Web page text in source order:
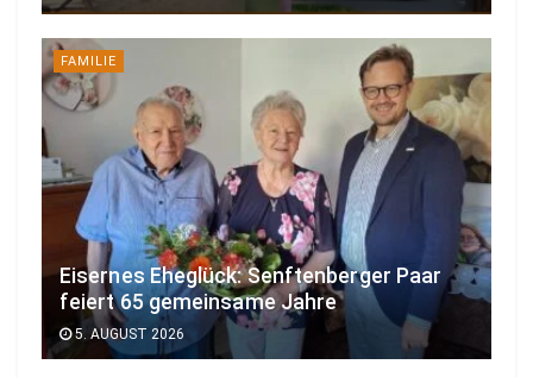
FAMILIE
Eisernes Eheglück: Senftenberger Paar
feiert 65 gemeinsame Jahre
5. AUGUST 2026